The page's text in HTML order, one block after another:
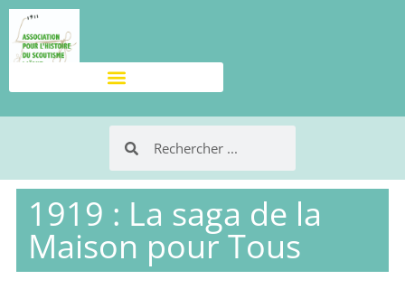
1919 : La saga de la
Maison pour Tous